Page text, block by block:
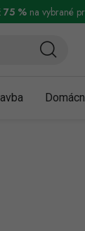
údajů
75 %na vybrané